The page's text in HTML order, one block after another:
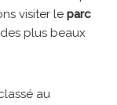
visiter le parc
des plus beaux
au